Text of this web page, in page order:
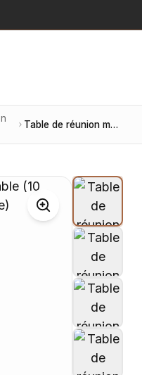
Table de réunion modulable (10 tailles possibles sur mesure)